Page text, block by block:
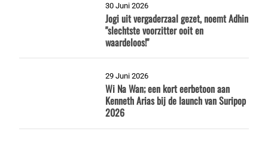
30 Juni 2026
Jogi uit vergaderzaal gezet, noemt Adhin
"slechtste voorzitter ooit en
waardeloos!"
29 Juni 2026
Wi Na Wan; een kort eerbetoon aan
Kenneth Arias bij de launch van Suripop
2026